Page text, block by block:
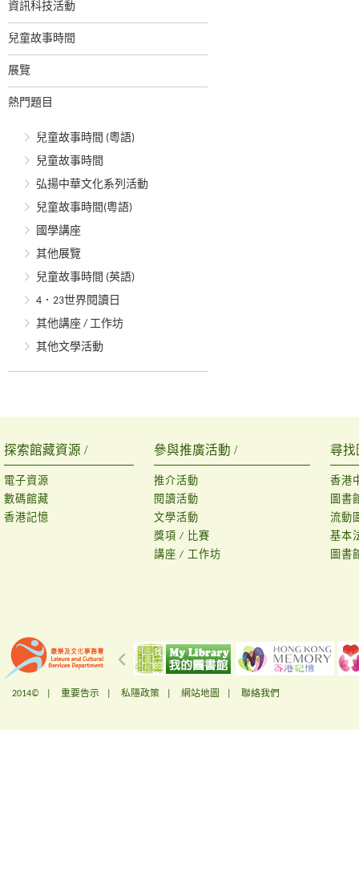
資訊科技活動
兒童故事時間
展覽
熱門題目
兒童故事時間 (粵語)
兒童故事時間
弘揚中華文化系列活動
兒童故事時間(粵語)
國學講座
其他展覽
兒童故事時間 (英語)
4．23世界閱讀日
其他講座 / 工作坊
其他文學活動
探索館藏資源 /
電子資源
數碼館藏
香港記憶
參與推廣活動 /
推介活動
閱讀活動
文學活動
獎項 / 比賽
講座 / 工作坊
尋找
香港
圖書
流動
基本
圖書
2014© | 重要告示 私隱政策 網站地圖 聯絡我們